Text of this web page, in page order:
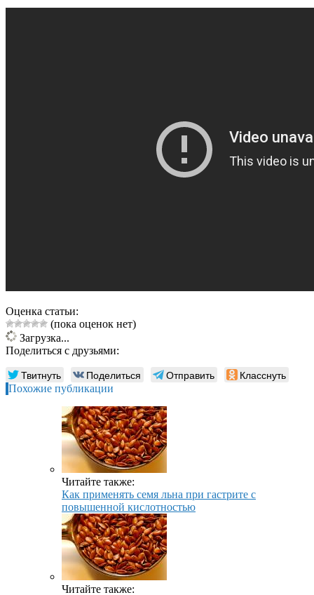
Оценка статьи:
(пока оценок нет)
Загрузка...
Поделиться с друзьями:
Твитнуть Поделиться Отправить Класснуть
Похожие публикации
Читайте также:
Как применять семя льна при гастрите с
повышенной кислотностью
Читайте также: